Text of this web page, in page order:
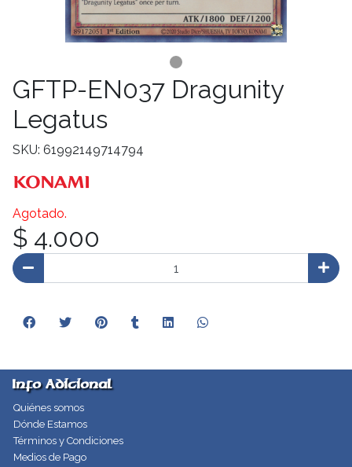
GFTP-EN037 Dragunity
Legatus
SKU: 61992149714794
Agotado.
$ 4.000
Info Adicional
Quiénes somos
Dónde Estamos
Términos y Condiciones
Medios de Pago